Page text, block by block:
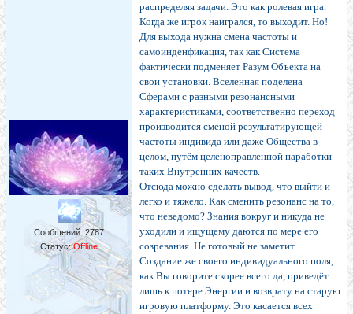
Сообщений: 2787
Статус:Offline
распределяя задачи. Это как ролевая игра.
Когда же игрок наигрался, то выходит. Но!
Для выхода нужна смена частоты и
самоинденфикация, так как Система
фактически подменяет Разум Объекта на
свои установки. Вселенная поделена
Сферами с разными резонансными
характеристиками, соответственно переход
производится сменой результатирующей
частоты индивида или даже Общества в
целом, путём целеноправленной наработки
таких Внутренних качеств.
Отсюда можно сделать вывод, что выйти и
легко и тяжело. Как сменить резонанс на то,
что неведомо? Знания вокруг и никуда не
уходили и ищущему даются по мере его
созревания. Не готовый не заметит.
Создание же своего индивидуального поля,
как Вы говорите скорее всего да, приведёт
лишь к потере Энергии и возврату на старую
игровую платформу. Это касается всех